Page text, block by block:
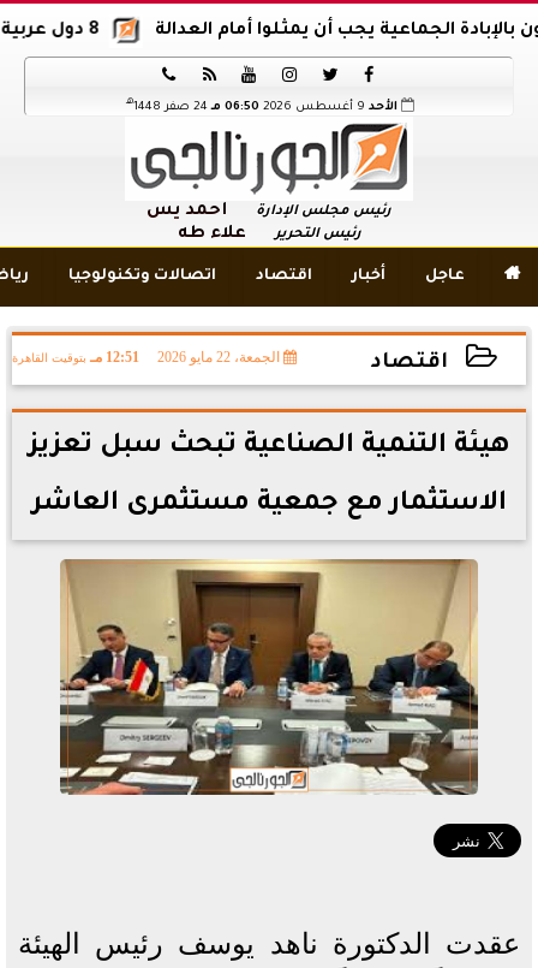
الجماعية يجب أن يمثلوا أمام العدالة






الأحد 06:50 مـ 24 صفر 1448 هـ
رئيس مجلس الإدارة أحمد يس
رئيس التحرير علاء طه
 عاجل أخبار اقتصاد اتصالات وتكنولوجيا
اقتصاد الجمعة، 22 مايو 2026 12:51 مـ بتوقيت القاهرة
2026-05-22 12:51:13
هيئة التنمية الصناعية تبحث سبل تعزيز
الاستثمار مع جمعية مستثمرى العاشر
عقدت الدكتورة ناهد يوسف رئيس الهيئة